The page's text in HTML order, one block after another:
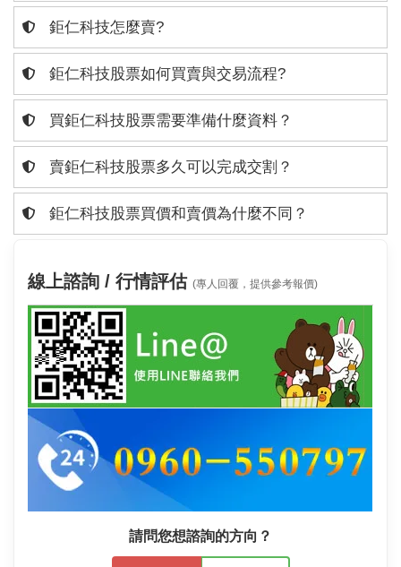
鉅仁科技怎麼賣?
鉅仁科技股票如何買賣與交易流程?
買鉅仁科技股票需要準備什麼資料？
賣鉅仁科技股票多久可以完成交割？
鉅仁科技股票買價和賣價為什麼不同？
線上諮詢 / 行情評估 (專人回覆，提供參考報價)
請問您想諮詢的方向？